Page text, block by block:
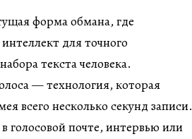
форма обмана, где
для точного
текста человека.
— технология, которая
всего несколько секунд записи.
голосовой почте, интервью или